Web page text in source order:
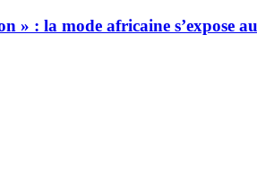
» : la mode africaine s’expose